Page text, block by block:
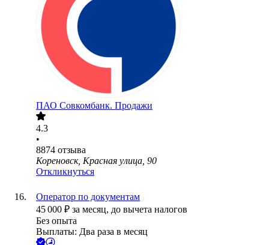
ПАО Совкомбанк. Продажи
4.3
•
8874 отзыва
Кореновск, Красная улица, 90
Откликнуться
Оператор по документам
45 000 ₽ за месяц, до вычета налогов
Без опыта
Выплаты: Два раза в месяц